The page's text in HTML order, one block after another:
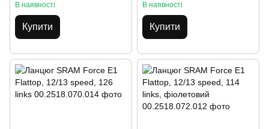
В наявності
Купити
В наявності
Купити